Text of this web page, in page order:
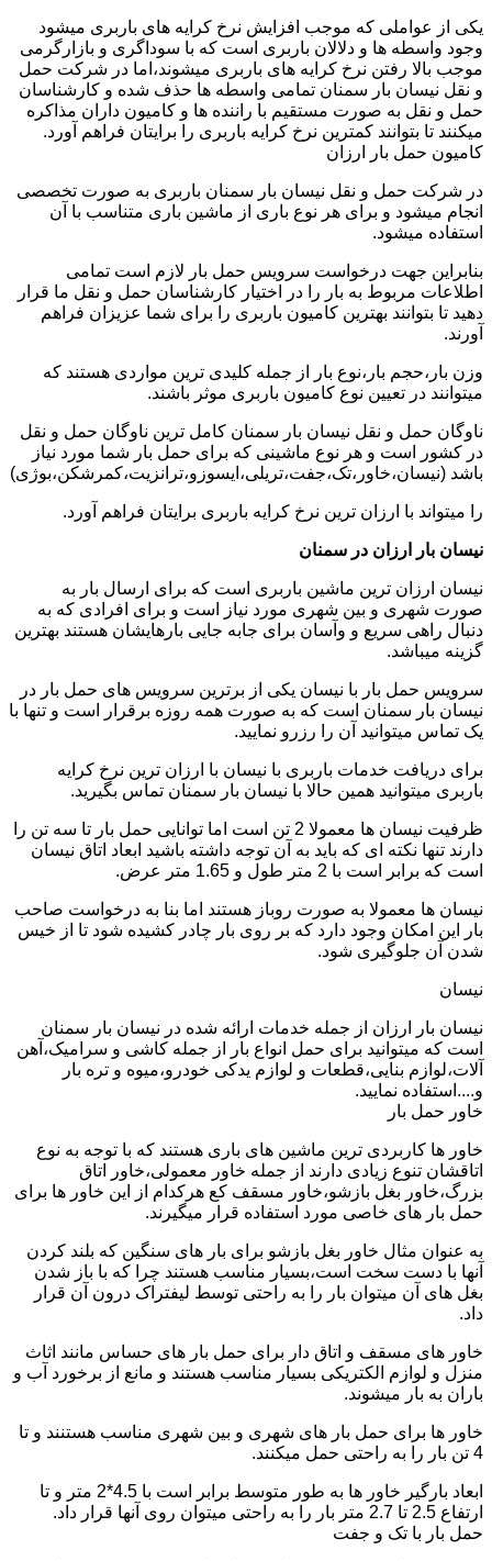
یکی از عواملی که موجب افزایش نرخ کرایه های باربری میشود
وجود واسطه ها و دلالان باربری است که با سوداگری و بازارگرمی
موجب بالا رفتن نرخ کرایه های باربری میشوند،اما در شرکت حمل
و نقل نیسان بار سمنان تمامی واسطه ها حذف شده و کارشناسان
حمل و نقل به صورت مستقیم با راننده ها و کامیون داران مذاکره
میکنند تا بتوانند کمترین نرخ کرایه باربری را برایتان فراهم آورد.
کامیون حمل بار ارزان
در شرکت حمل و نقل نیسان بار سمنان باربری به صورت تخصصی
انجام میشود و برای هر نوع باری از ماشین باری متناسب با آن
استفاده میشود.
بنابراین جهت درخواست سرویس حمل بار لازم است تمامی
اطلاعات مربوط به بار را در اختیار کارشناسان حمل و نقل ما قرار
دهید تا بتوانند بهترین کامیون باربری را برای شما عزیزان فراهم
آورند.
وزن بار،حجم بار،نوع بار از جمله کلیدی ترین مواردی هستند که
میتوانند در تعیین نوع کامیون باربری موثر باشند.
ناوگان حمل و نقل نیسان بار سمنان کامل ترین ناوگان حمل و نقل
در کشور است و هر نوع ماشینی که برای حمل بار شما مورد نیاز
باشد (نیسان،خاور،تک،جفت،تریلی،ایسوزو،ترانزیت،کمرشکن،بوژی)
را میتواند با ارزان ترین نرخ کرایه باربری برایتان فراهم آورد.
نیسان بار ارزان در سمنان
نیسان ارزان ترین ماشین باربری است که برای ارسال بار به
صورت شهری و بین شهری مورد نیاز است و برای افرادی که به
دنبال راهی سریع و وآسان برای جابه جایی بارهایشان هستند بهترین
گزینه میباشد.
سرویس حمل بار با نیسان یکی از برترین سرویس های حمل بار در
نیسان بار سمنان است که به صورت همه روزه برقرار است و تنها با
یک تماس میتوانید آن را رزرو نمایید.
برای دریافت خدمات باربری با نیسان با ارزان ترین نرخ کرایه
باربری میتوانید همین حالا با نیسان بار سمنان تماس بگیرید.
ظرفیت نیسان ها معمولا 2 تن است اما توانایی حمل بار تا سه تن را
دارند تنها نکته ای که باید به آن توجه داشته باشید ابعاد اتاق نیسان
است که برابر است با 2 متر طول و 1.65 متر عرض.
نیسان ها معمولا به صورت روباز هستند اما بنا به درخواست صاحب
بار این امکان وجود دارد که بر روی بار چادر کشیده شود تا از خیس
شدن آن جلوگیری شود.
نیسان
نیسان بار ارزان از جمله خدمات ارائه شده در نیسان بار سمنان
است که میتوانید برای حمل انواع بار از جمله کاشی و سرامیک،آهن
آلات،لوازم بنایی،قطعات و لوازم یدکی خودرو،میوه و تره بار
و....استفاده نمایید.
خاور حمل بار
خاور ها کاربردی ترین ماشین های باری هستند که با توجه به نوع
اتاقشان تنوع زیادی دارند از جمله خاور معمولی،خاور اتاق
بزرگ،خاور بغل بازشو،خاور مسقف کع هرکدام از این خاور ها برای
حمل بار های خاصی مورد استفاده قرار میگیرند.
به عنوان مثال خاور بغل بازشو برای بار های سنگین که بلند کردن
آنها با دست سخت است،بسیار مناسب هستند چرا که با باز شدن
بغل های آن میتوان بار را به راحتی توسط لیفتراک درون آن قرار
داد.
خاور های مسقف و اتاق دار برای حمل بار های حساس مانند اثاث
منزل و لوازم الکتریکی بسیار مناسب هستند و مانع از برخورد آب و
باران به بار میشوند.
خاور ها برای حمل بار های شهری و بین شهری مناسب هستنند و تا
4 تن بار را به راحتی حمل میکنند.
ابعاد بارگیر خاور ها به طور متوسط برابر است با 4.5*2 متر و تا
ارتفاع 2.5 تا 2.7 متر بار را به راحتی میتوان روی آنها قرار داد.
حمل بار با تک و جفت